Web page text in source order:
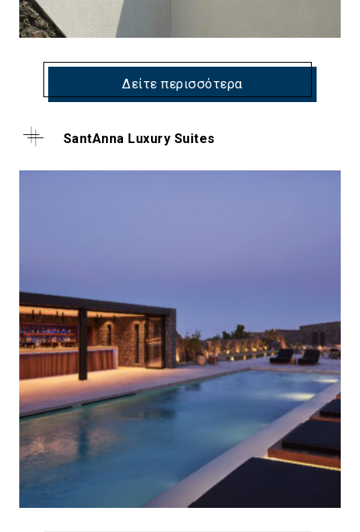
Δείτε περισσότερα
SantAnna Luxury Suites